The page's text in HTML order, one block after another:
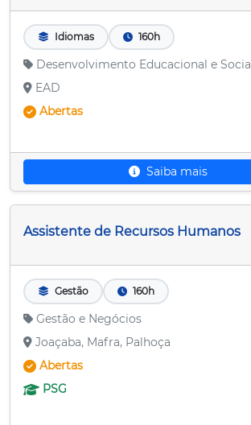
Idiomas 160h
Desenvolvimento Educacional e Social
EAD
Abertas
Saiba mais
Assistente de Recursos Humanos
Gestão 160h
Gestão e Negócios
Joaçaba, Mafra, Palhoça
Abertas
PSG